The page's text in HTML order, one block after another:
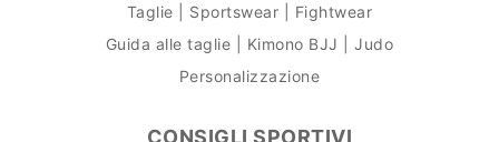
Taglie | Sportswear | Fightwear
Guida alle taglie | Kimono BJJ | Judo
Personalizzazione
CONSIGLI SPORTIVI